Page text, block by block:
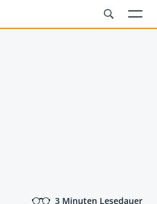
3 Minuten Lesedauer